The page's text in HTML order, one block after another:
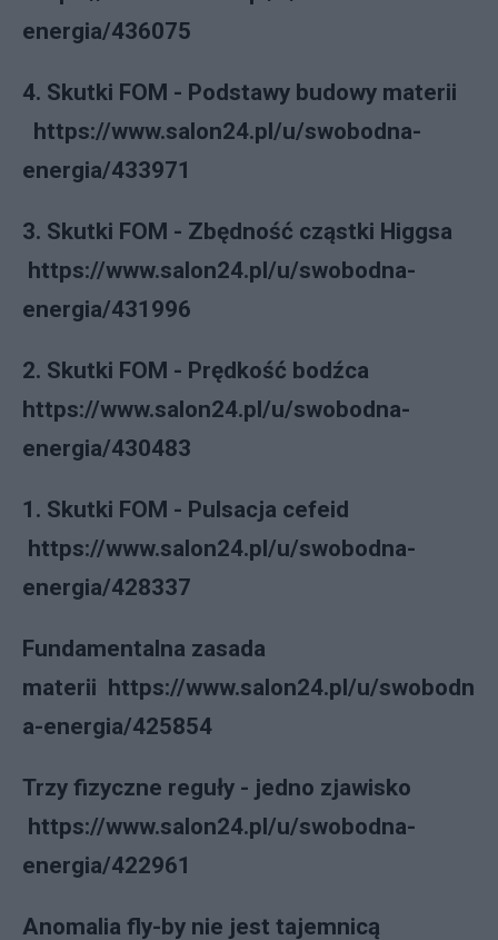
energia/436075
4. Skutki FOM - Podstawy budowy materii
https://www.salon24.pl/u/swobodna-
energia/433971
3. Skutki FOM - Zbędność cząstki Higgsa
https://www.salon24.pl/u/swobodna-
energia/431996
2. Skutki FOM - Prędkość bodźca
https://www.salon24.pl/u/swobodna-
energia/430483
1. Skutki FOM - Pulsacja cefeid
https://www.salon24.pl/u/swobodna-
energia/428337
Fundamentalna zasada
materii https://www.salon24.pl/u/swobodn
a-energia/425854
Trzy fizyczne reguły - jedno zjawisko
https://www.salon24.pl/u/swobodna-
energia/422961
Anomalia fly-by nie jest tajemnicą